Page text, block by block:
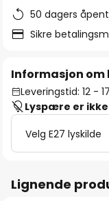
50 dagers
Sikre
Informasjon om
Leveringstid: 12 -
Lyspære er ikke
Velg E27 lyskilde
Lignende